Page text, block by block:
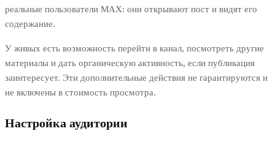
реальные пользователи MAX: они открывают пост и видят его
содержание.
У живых есть возможность перейти в канал, посмотреть другие
материалы и дать органическую активность, если публикация
заинтересует. Эти дополнительные действия не гарантируются и
не включены в стоимость просмотра.
Настройка аудитории